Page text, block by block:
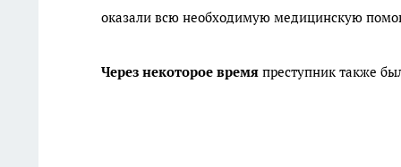
оказали всю необходимую медицинскую
Через некоторое время преступник также